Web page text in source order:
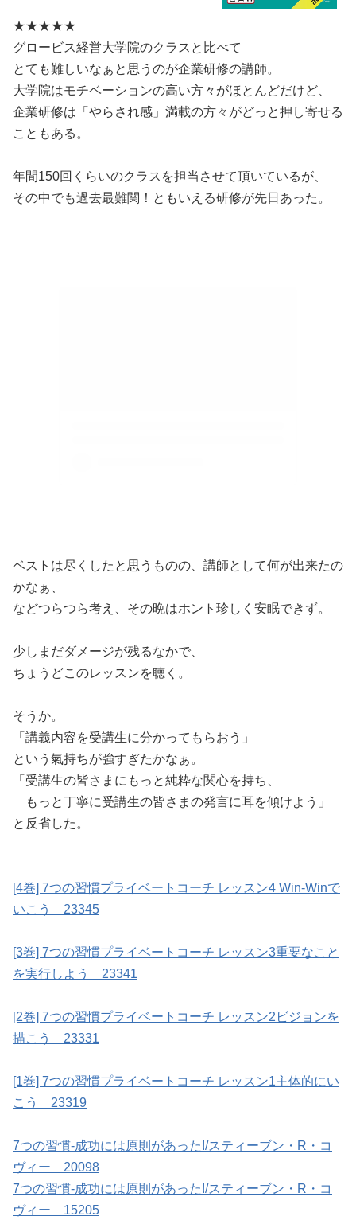
★★★★★
グロービス経営大学院のクラスと比べて
とても難しいなぁと思うのが企業研修の講師。
大学院はモチベーションの高い方々がほとんどだけど、
企業研修は「やらされ感」満載の方々がどっと押し寄せる
こともある。
年間150回くらいのクラスを担当させて頂いているが、
その中でも過去最難関！ともいえる研修が先日あった。
ベストは尽くしたと思うものの、講師として何が出来たの
かなぁ、
などつらつら考え、その晩はホント珍しく安眠できず。
少しまだダメージが残るなかで、
ちょうどこのレッスンを聴く。
そうか。
「講義内容を受講生に分かってもらおう」
という氣持ちが強すぎたかなぁ。
「受講生の皆さまにもっと純粋な関心を持ち、
もっと丁寧に受講生の皆さまの発言に耳を傾けよう」
と反省した。
[4巻] 7つの習慣プライベートコーチ レッスン4 Win-Winで
いこう 23345
[3巻] 7つの習慣プライベートコーチ レッスン3重要なこと
を実行しよう 23341
[2巻] 7つの習慣プライベートコーチ レッスン2ビジョンを
描こう 23331
[1巻] 7つの習慣プライベートコーチ レッスン1主体的にい
こう 23319
7つの習慣-成功には原則があった!/スティーブン・R・コ
ヴィー 20098
7つの習慣-成功には原則があった!/スティーブン・R・コ
ヴィー 15205